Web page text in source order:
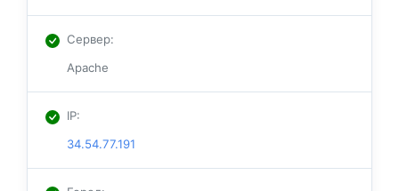
Сервер:
Apache
IP:
34.54.77.191